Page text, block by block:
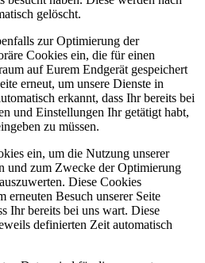
gelöscht.
zur Optimierung der
Cookies ein, die für einen
auf Eurem Endgerät gespeichert
erneut, um unsere Dienste in
erkannt, dass Ihr bereits bei
und Einstellungen Ihr getätigt habt,
zu müssen.
ein, um die Nutzung unserer
und zum Zwecke der Optimierung
Diese Cookies
erneuten Besuch unserer Seite
Ihr bereits bei uns wart. Diese
definierten Zeit automatisch